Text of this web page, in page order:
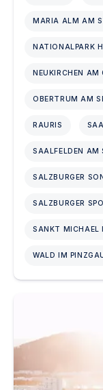
MARIA ALM AM
NATIONALPARK
NEUKIRCHEN AM
OBERTRUM AM
RAURIS
SAALFELDEN AM
SALZBURGER
SALZBURGER
SANKT MICHAEL
WALD IM